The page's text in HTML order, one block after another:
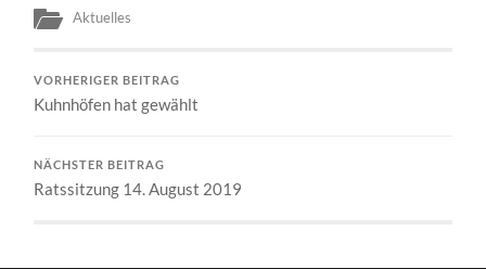
Aktuelles
VORHERIGER BEITRAG
Kuhnhöfen hat gewählt
NÄCHSTER BEITRAG
Ratssitzung 14. August 2019